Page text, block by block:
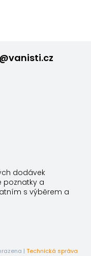
@vanisti.cz
dodávek
poznatky a
s výběrem a
| Technická správa